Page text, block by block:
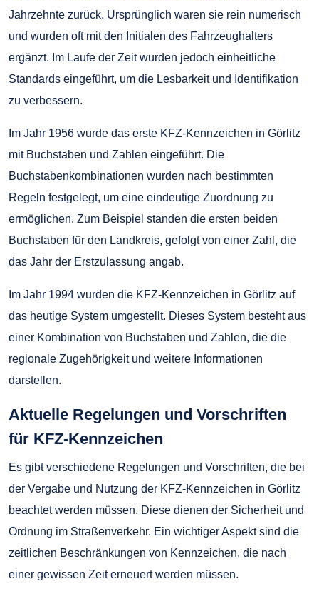
Jahrzehnte zurück. Ursprünglich waren sie rein numerisch
und wurden oft mit den Initialen des Fahrzeughalters
ergänzt. Im Laufe der Zeit wurden jedoch einheitliche
Standards eingeführt, um die Lesbarkeit und Identifikation
zu verbessern.
Im Jahr 1956 wurde das erste KFZ-Kennzeichen in Görlitz
mit Buchstaben und Zahlen eingeführt. Die
Buchstabenkombinationen wurden nach bestimmten
Regeln festgelegt, um eine eindeutige Zuordnung zu
ermöglichen. Zum Beispiel standen die ersten beiden
Buchstaben für den Landkreis, gefolgt von einer Zahl, die
das Jahr der Erstzulassung angab.
Im Jahr 1994 wurden die KFZ-Kennzeichen in Görlitz auf
das heutige System umgestellt. Dieses System besteht aus
einer Kombination von Buchstaben und Zahlen, die die
regionale Zugehörigkeit und weitere Informationen
darstellen.
Aktuelle Regelungen und Vorschriften
für KFZ-Kennzeichen
Es gibt verschiedene Regelungen und Vorschriften, die bei
der Vergabe und Nutzung der KFZ-Kennzeichen in Görlitz
beachtet werden müssen. Diese dienen der Sicherheit und
Ordnung im Straßenverkehr. Ein wichtiger Aspekt sind die
zeitlichen Beschränkungen von Kennzeichen, die nach
einer gewissen Zeit erneuert werden müssen.